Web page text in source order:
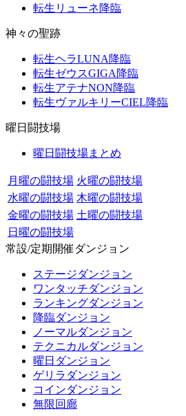
転生リューネ降臨
神々の聖跡
転生ヘラLUNA降臨
転生ゼウスGIGA降臨
転生アテナNON降臨
転生ヴァルキリーCIEL降臨
曜日闘技場
曜日闘技場まとめ
月曜の闘技場 火曜の闘技場
水曜の闘技場 木曜の闘技場
金曜の闘技場 土曜の闘技場
日曜の闘技場
常設/定期開催ダンジョン
ステージダンジョン
ワンタッチダンジョン
ランキングダンジョン
降臨ダンジョン
ノーマルダンジョン
テクニカルダンジョン
曜日ダンジョン
ゲリラダンジョン
コインダンジョン
無限回廊